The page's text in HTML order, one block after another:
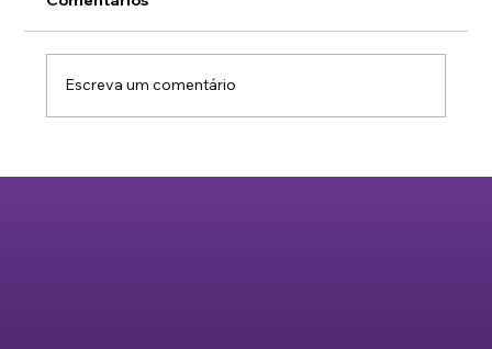
envolveu encontrar um ambiente equipado
com uma estrutura moderna e completa para
Escreva um comentário